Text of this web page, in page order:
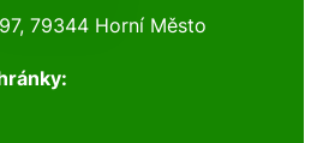
79344 Horní Město